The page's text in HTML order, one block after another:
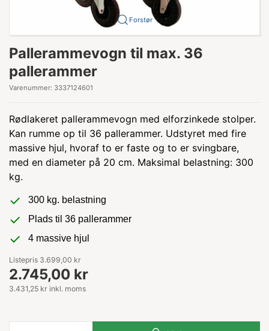
Forstør
Pallerammevogn til max. 36
pallerammer
Varenummer: 3337124601
Rødlakeret pallerammevogn med elforzinkede stolper.
Kan rumme op til 36 pallerammer. Udstyret med fire
massive hjul, hvoraf to er faste og to er svingbare,
med en diameter på 20 cm. Maksimal belastning: 300
kg.
300 kg. belastning
Plads til 36 pallerammer
4 massive hjul
Listepris 3.699,00 kr
2.745,00 kr
3.431,25 kr inkl. moms